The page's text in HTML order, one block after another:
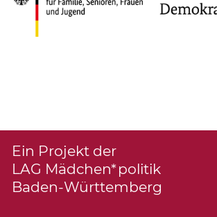
Ein Projekt der
LAG Mädchen*politik
Baden-Württemberg